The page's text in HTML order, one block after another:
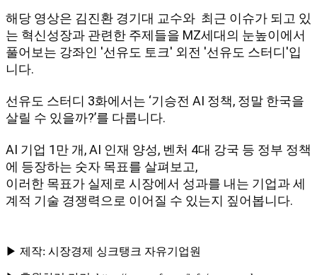
해당 영상은 김진환 경기대 교수와  최근 이슈가 되고 있
는 혁신성장과 관련한 주제들을 MZ세대의 눈높이에서
풀어보는 강좌인 '선유도 토크' 외전 '선유도 스터디'입
니다.
선유도 스터디 3화에서는 ‘기승전 AI 정책, 정말 한국을
살릴 수 있을까?’를 다룹니다.
AI 기업 1만 개, AI 인재 양성, 벤처 4대 강국 등 정부 정책
에 등장하는 숫자 목표를 살펴보고,
이러한 목표가 실제로 시장에서 성과를 내는 기업과 세
계적 기술 경쟁력으로 이어질 수 있는지 짚어봅니다.
▶ 제작: 시장경제 싱크탱크 자유기업원